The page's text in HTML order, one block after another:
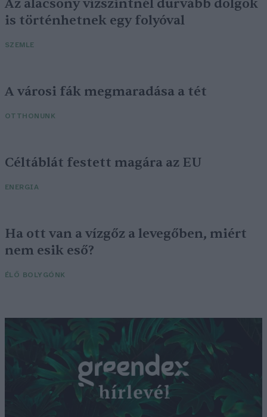
Az alacsony vízszintnél durvább dolgok
is történhetnek egy folyóval
SZEMLE
A városi fák megmaradása a tét
OTTHONUNK
Céltáblát festett magára az EU
ENERGIA
Ha ott van a vízgőz a levegőben, miért
nem esik eső?
ÉLŐ BOLYGÓNK